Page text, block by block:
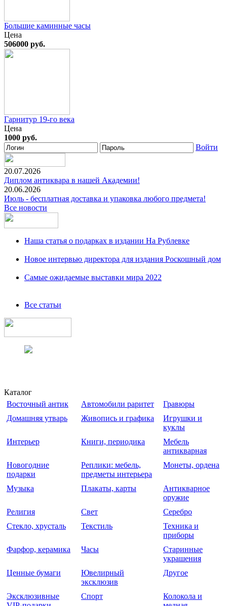
Большие каминные часы
Цена
506000 руб.
Гарнитур 19-го века
Цена
1000 руб.
Войти
20.07.2026
Диплом антиквара в нашей Академии!
20.06.2026
Июль - бесплатная доставка и упаковка любого предмета!
Все новости
Наша статья о подарках в издании На Рублевке
Новое интервью директора для издания Роскошный дом
Самые ожидаемые выставки мира 2022
Все статьи
Каталог
Восточный антик
Автомобили раритет
Гравюры
Домашняя утварь
Живопись и графика
Игрушки и
куклы
Интерьер
Книги, периодика
Мебель
антикварная
Новогодние
подарки
Реплики: мебель,
предметы интерьера
Монеты, ордена
Музыка Плакаты, карты
Антикварное
оружие
Религия
Свет
Серебро
Стекло, хрусталь
Текстиль
Техника и
приборы
Фарфор, керамика
Часы
Старинные
украшения
Ценные бумаги
Ювелирный
эксклюзив
Другое
Эксклюзивные
Спорт
Колокола и